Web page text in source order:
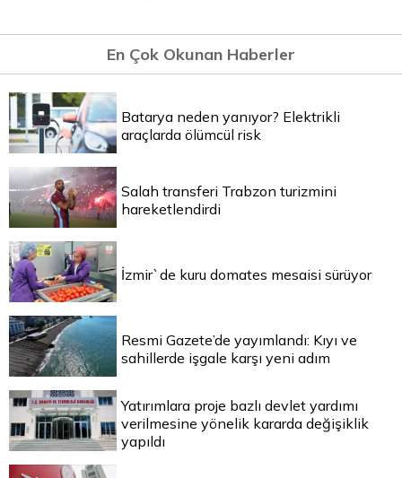
En Çok Okunan Haberler
Batarya neden yanıyor? Elektrikli
araçlarda ölümcül risk
Salah transferi Trabzon turizmini
hareketlendirdi
İzmir`de kuru domates mesaisi sürüyor
Resmi Gazete’de yayımlandı: Kıyı ve
sahillerde işgale karşı yeni adım
Yatırımlara proje bazlı devlet yardımı
verilmesine yönelik kararda değişiklik
yapıldı